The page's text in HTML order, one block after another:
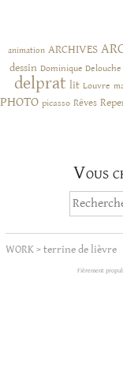
animation ARCHIVES
dessin Dominique Delouche
delprat lit Louvre
PHOTO picasso Rêves
Vous
Rechercher :
WORK>terrine de lièvre
Fièrement